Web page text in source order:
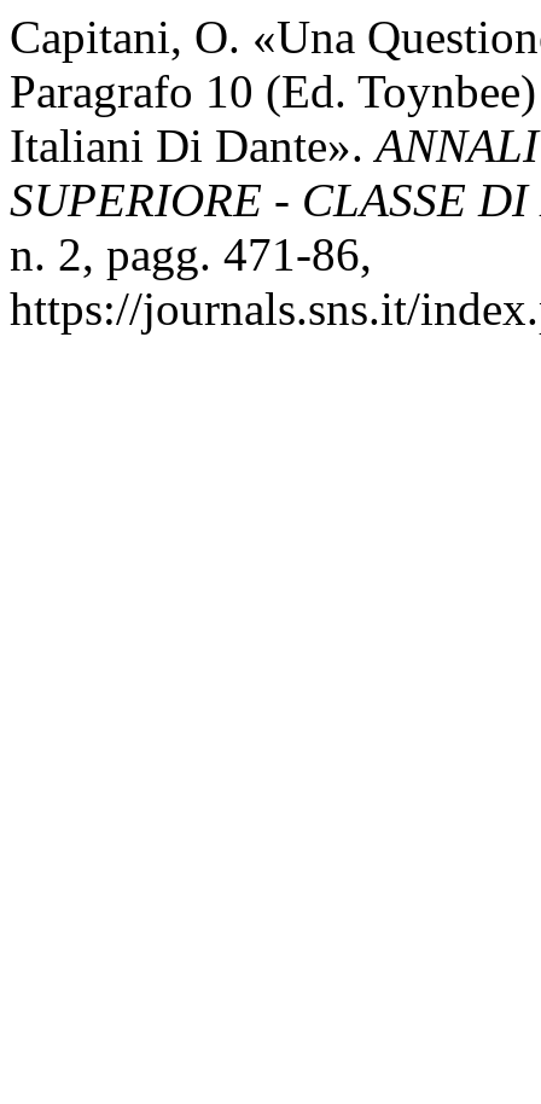
Capitani, O. «Una
Paragrafo 10 (Ed.
Italiani Di Dante».
SUPERIORE - CLASSE
n. 2, pagg. 471-86,
https://journals.sns.it/